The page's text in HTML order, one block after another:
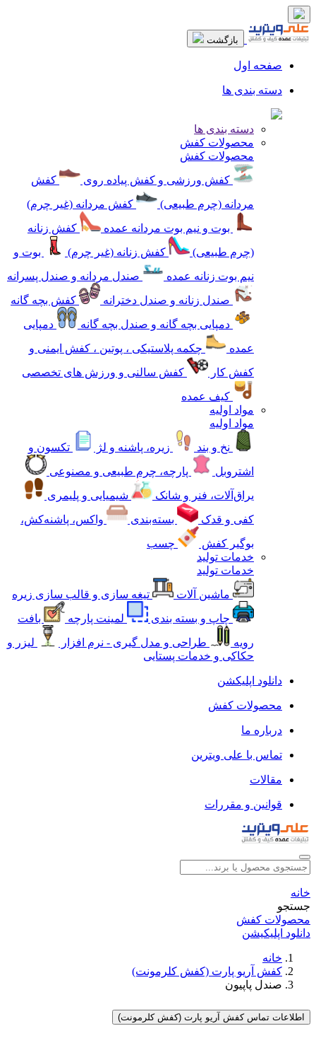
بازگشت
صفحه اول
دسته بندی ها
دسته بندی ها
محصولات کفش
محصولات کفش
کفش ورزشی و کفش پیاده روی
کفش
مردانه (چرم طبیعی)
کفش مردانه (غیر چرم)
بوت و نیم بوت مردانه عمده
کفش زنانه
(چرم طبیعی)
کفش زنانه (غیر چرم)
بوت و
نیم بوت زنانه عمده
صندل مردانه و صندل پسرانه
صندل زنانه و صندل دخترانه
کفش بچه گانه
دمپایی بچه گانه و صندل بچه گانه
دمپایی
عمده
چکمه پلاستیکی ، پوتین ، کفش ایمنی و
کفش کار
کفش سالنی و ورزش های تخصصی
کیف عمده
مواد اولیه
مواد اولیه
نخ و بند
زیره، پاشنه و لژ
تکسون و
اشتروبل
پارچه، چرم طبیعی و مصنوعی
یراق‌آلات، فنر و شانک
شیمیایی و پلیمری
کفی و قدک
بسته‌بندی
واکس، پاشنه‌کش،
بوگیر کفش
چسب
خدمات تولید
خدمات تولید
ماشین آلات
تیغه سازی و قالب سازی زیره
چاپ و بسته بندی
لمینت پارچه
بافت
رویه
طراحی و مدل گیری - نرم افزار
لیزر و
حکاکی و خدمات پستایی
دانلود اپلیکشن
محصولات کفش
درباره ما
تماس با علی ویترین
مقالات
قوانین و مقررات
خانه
جستجو
محصولات کفش
دانلود اپلیکیشن
خانه
کفش آریو پارت (کفش کلرمونت)
صندل پاپیون
اطلاعات تماس کفش آریو پارت (کفش کلرمونت)